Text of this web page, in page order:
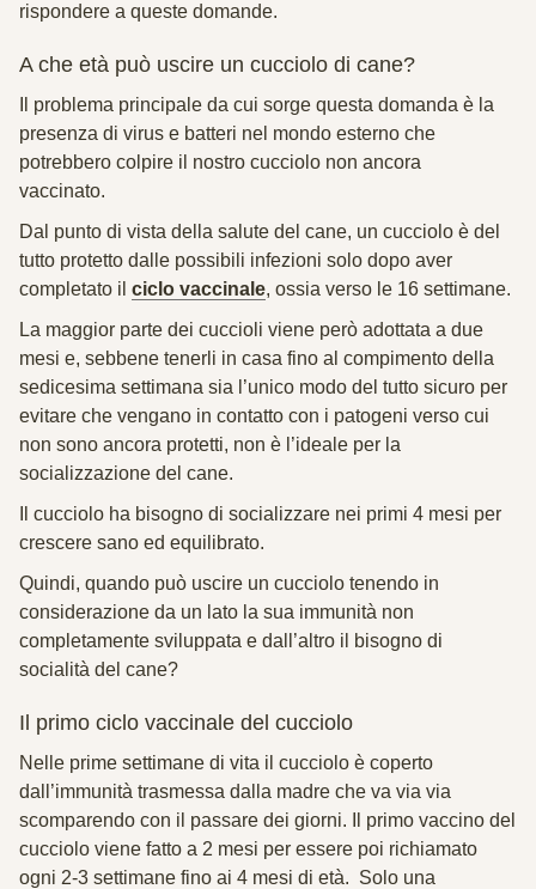
rispondere a queste domande.
A che età può uscire un cucciolo di cane?
Il problema principale da cui sorge questa domanda è la
presenza di virus e batteri nel mondo esterno che
potrebbero colpire il nostro cucciolo non ancora
vaccinato.
Dal punto di vista della salute del cane, un cucciolo è del
tutto protetto dalle possibili infezioni solo dopo aver
completato il ciclo vaccinale, ossia verso le 16 settimane.
La maggior parte dei cuccioli viene però adottata a due
mesi e, sebbene tenerli in casa fino al compimento della
sedicesima settimana sia l’unico modo del tutto sicuro per
evitare che vengano in contatto con i patogeni verso cui
non sono ancora protetti, non è l’ideale per la
socializzazione del cane.
Il cucciolo ha bisogno di socializzare nei primi 4 mesi per
crescere sano ed equilibrato.
Quindi, quando può uscire un cucciolo tenendo in
considerazione da un lato la sua immunità non
completamente sviluppata e dall’altro il bisogno di
socialità del cane?
Il primo ciclo vaccinale del cucciolo
Nelle prime settimane di vita il cucciolo è coperto
dall’immunità trasmessa dalla madre che va via via
scomparendo con il passare dei giorni. Il primo vaccino del
cucciolo viene fatto a 2 mesi per essere poi richiamato
ogni 2-3 settimane fino ai 4 mesi di età. Solo una